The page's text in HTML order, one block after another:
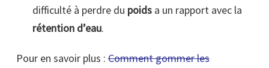
difficulté à perdre du poidsa un rapport avec la
rétention d’eau.
Pour en savoir plus : Comment gommer les